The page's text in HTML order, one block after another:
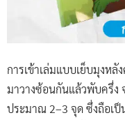
การเข้าเล่มแบบเย็บมุงหลั
มาวางซ้อนกันแล้วพับครึ่ง
ประมาณ 2–3 จุด ซึ่งถือเ